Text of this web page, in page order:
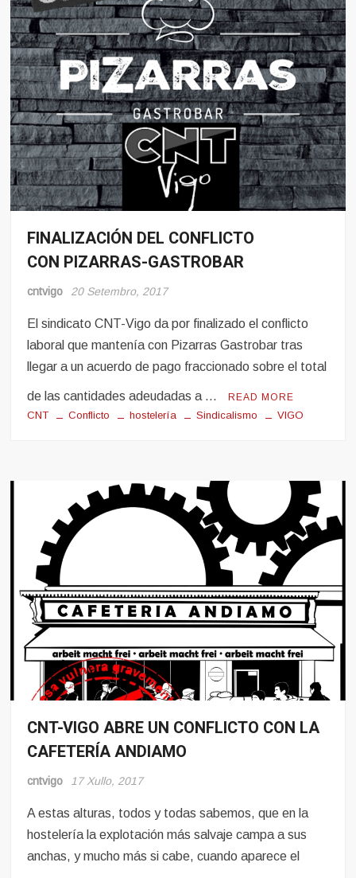
Conflito
Hosteleria
FINALIZACIÓN DEL CONFLICTO
CON PIZARRAS-GASTROBAR
cntvigo 20 Setembro, 2017
El sindicato CNT-Vigo da por finalizado el conflicto
laboral que mantenía con Pizarras Gastrobar tras
llegar a un acuerdo de pago fraccionado sobre el total
de las cantidades adeudadas a … READ MORE
CNT Conflicto hostelería Sindicalismo VIGO
Conflito
Hosteleria
CNT-VIGO ABRE UN CONFLICTO CON LA
CAFETERÍA ANDIAMO
cntvigo 17 Xullo, 2017
A estas alturas, todos y todas sabemos, que en la
hostelería la explotación más salvaje campa a sus
anchas, y mucho más si cabe, cuando aparece el